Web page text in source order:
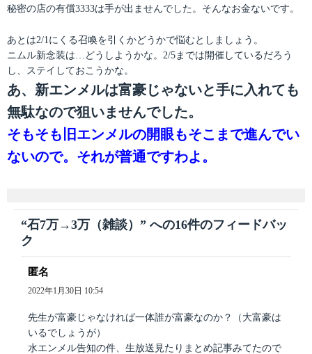
秘密の店の有償3333は手が出ませんでした。そんなお金ないです。
あとは2/1にくる召喚を引くかどうかで悩むとしましょう。
ニムル新念装は…どうしようかな。2/5までは開催しているだろう
し、ステイしておこうかな。
あ、新エンメルは富豪じゃないと手に入れても
無駄なので狙いませんでした。
そもそも旧エンメルの開眼もそこまで進んでい
ないので。それが普通ですわよ。
“石7万→3万（雑談）” への16件のフィードバッ
ク
匿名
り:
2022年1月30日 10:54
先生が富豪じゃなければ一体誰が富豪なのか？（大富豪は
いるでしょうが）
水エンメル告知の件、生放送見たりまとめ記事みてたので